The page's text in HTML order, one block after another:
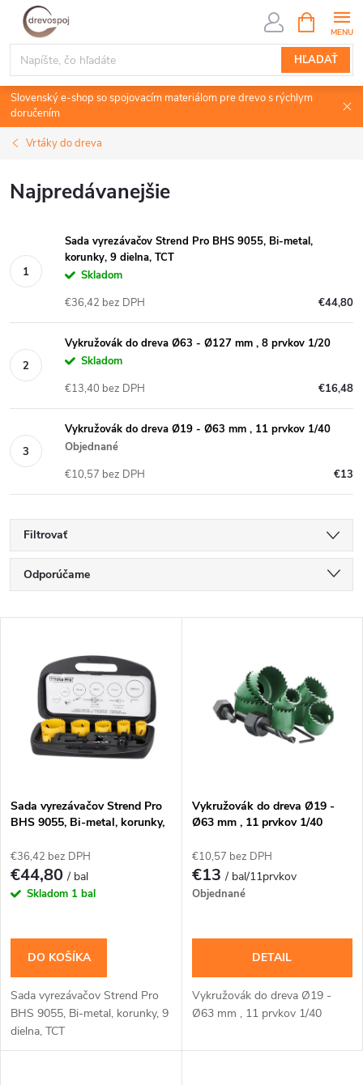
Prejsť
obsah
HĽADAŤ
KOŠÍK
Slovenský e-shop so spojovacím materiálom pre drevo s rýchlym
doručením
Vrtáky do dreva
Najpredávanejšie
Sada vyrezávačov Strend Pro BHS 9055, Bi-metal,
korunky, 9 dielna, TCT
Skladom
€44,80
€36,42 bez DPH
Vykružovák do dreva Ø63 - Ø127 mm , 8 prvkov 1/20
Skladom
€16,48
€13,40 bez DPH
Vykružovák do dreva Ø19 - Ø63 mm , 11 prvkov 1/40
Objednané
€13
€10,57 bez DPH
Filtrovať
R
a
e
p
r
o
d
u
k
Odporúčame
Najpredávanejšie
Abecedne
s
p
r
u
k
Sada vyrezávačov Strend Pro
BHS 9055, Bi-metal, korunky,
€36,42 bez DPH
€44,80/ bal
Skladom 1 bal
DO KOŠÍKA
Sada vyrezávačov Strend Pro
BHS 9055, Bi-metal, korunky, 9
dielna, TCT
Vykružovák do dreva Ø19 -
Ø63 mm , 11 prvkov 1/40
€10,57 bez DPH
€13/ bal/11prvkov
Objednané
DETAIL
Vykružovák do dreva Ø19 -
Ø63 mm , 11 prvkov 1/40